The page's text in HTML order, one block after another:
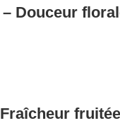
Douceur